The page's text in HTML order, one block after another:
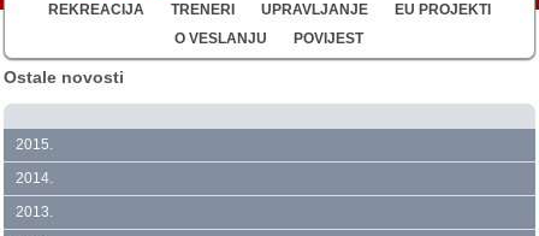
REKREACIJA
TRENERI UPRAVLJANJE
EU PROJEKTI
O VESLANJU
POVIJEST
Ostale novosti
2015.
2014.
2013.